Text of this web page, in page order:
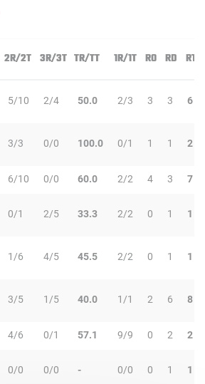
2R/2T 3R/3T TR/TT 1R/1T RO RD RT
5/10 2/4 50.0 2/3 3 3 6
3/3 0/0 100.0 0/1 1 1 2
6/10 0/0 60.0 2/2 4 3 7
0/1 2/5 33.3 2/2 0 1 1
1/6 4/5 45.5 2/2 0 1 1
3/5 1/5 40.0 1/1 2 6 8
4/6 0/1 57.1 9/9 0 2 2
0/0 0/0 - 0/0 0 1 1